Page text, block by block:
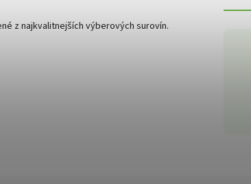
z najkvalitnejších výberových surovín.